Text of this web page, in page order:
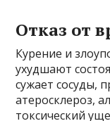
Отказ от
Курение и
ухудшают
сужает сосуды,
атеросклероз,
токсический